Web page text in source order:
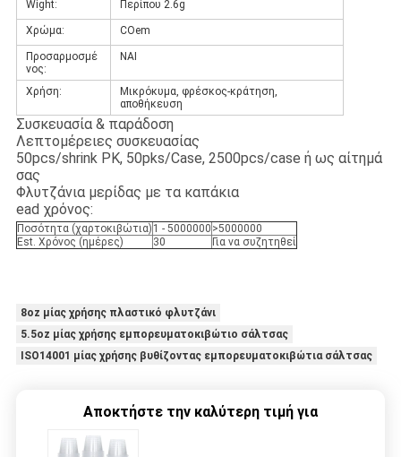
Wight: Περίπου 2.6g
Χρώμα: COem
Προσαρμοσμέ
νος:
ΝΑΙ
Χρήση:
Μικρόκυμα, φρέσκος-κράτηση,
αποθήκευση
Συσκευασία & παράδοση
Λεπτομέρειες συσκευασίας
50pcs/shrink PK, 50pks/Case, 2500pcs/case ή ως αίτημά
σας
Φλυτζάνια μερίδας με τα καπάκια
ead χρόνος:
Ποσότητα (χαρτοκιβώτια) 1 - 5000000 >5000000
Est. Χρόνος (ημέρες)
30 Για να συζητηθεί
8oz μίας χρήσης πλαστικό φλυτζάνι
5.5oz μίας χρήσης εμπορευματοκιβώτιο σάλτσας
ISO14001 μίας χρήσης βυθίζοντας εμπορευματοκιβώτια σάλτσας
Αποκτήστε την καλύτερη τιμή για